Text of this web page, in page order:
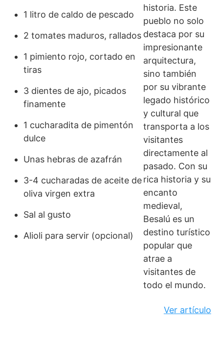
1 litro de caldo de pescado
2 tomates maduros, rallados
1 pimiento rojo, cortado en
tiras
3 dientes de ajo, picados
finamente
1 cucharadita de pimentón
dulce
Unas hebras de azafrán
3-4 cucharadas de aceite de
oliva virgen extra
Sal al gusto
Alioli para servir (opcional)
historia. Este
pueblo no solo
destaca por su
impresionante
arquitectura,
sino también
por su vibrante
legado histórico
y cultural que
transporta a los
visitantes
directamente al
pasado. Con su
rica historia y su
encanto
medieval,
Besalú es un
destino turístico
popular que
atrae a
visitantes de
todo el mundo.
Ver artículo